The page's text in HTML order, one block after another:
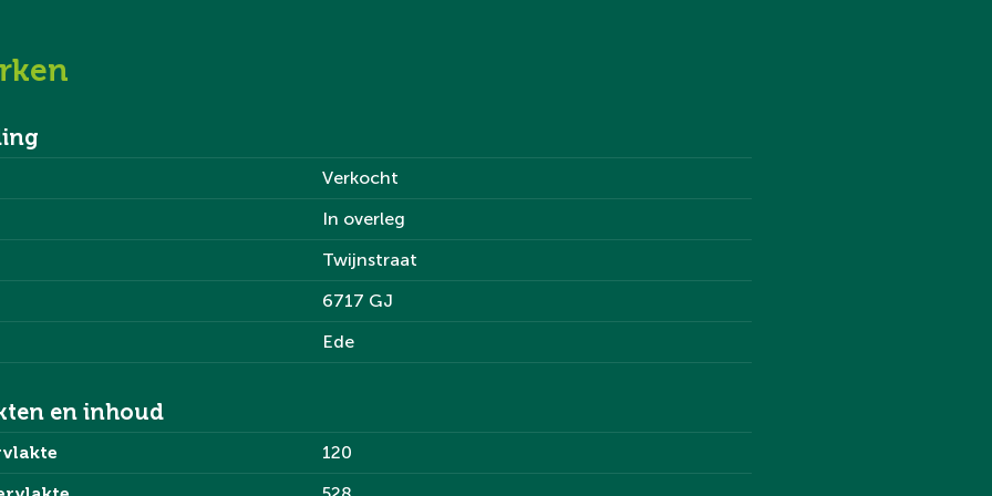
bevinden,
profiteert de
voor zowel een
open haard zorgt voor
Verkocht
In overleg
Twijnstraat
6717 GJ
Ede
en inhoud
120